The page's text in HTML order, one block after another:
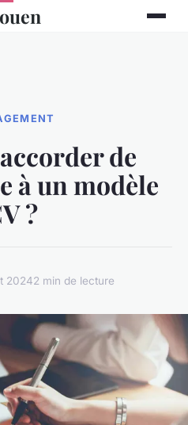
de
à un modèle
?
20242 min de lecture